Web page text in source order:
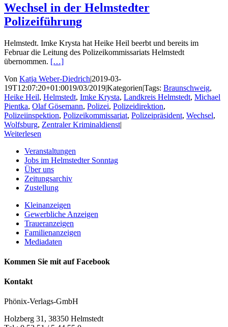
Wechsel in der Helmstedter
Polizeiführung
Helmstedt. Imke Krysta hat Heike Heil beerbt und bereits im
Februar die Leitung des Polizeikommissariats Helmstedt
übernommen. […]
Von Katja Weber-Diedrich|2019-03-
19T12:07:20+01:0019/03/2019|Kategorien|Tags: Braunschweig,
Heike Heil, Helmstedt, Imke Krysta, Landkreis Helmstedt, Michael
Pientka, Olaf Gösemann, Polizei, Polizeidirektion,
Polizeiinspektion, Polizeikommissariat, Polizeipräsident, Wechsel,
Wolfsburg, Zentraler Kriminaldienst|
Weiterlesen
Veranstaltungen
Jobs im Helmstedter Sonntag
Über uns
Zeitungsarchiv
Zustellung
Kleinanzeigen
Gewerbliche Anzeigen
Traueranzeigen
Familienanzeigen
Mediadaten
Kommen Sie mit auf Facebook
Kontakt
Phönix-Verlags-GmbH
Holzberg 31, 38350 Helmstedt